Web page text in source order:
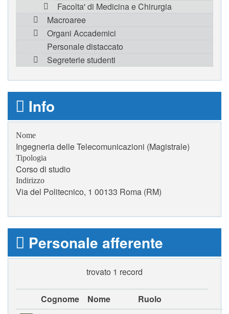
Facolta' di Medicina e Chirurgia
Macroaree
Organi Accademici
Personale distaccato
Segreterie studenti
Info
Nome
Ingegneria delle Telecomunicazioni (Magistrale)
Tipologia
Corso di studio
Indirizzo
Via del Politecnico, 1 00133 Roma (RM)
Personale afferente
trovato 1 record
Cognome Nome
Ruolo